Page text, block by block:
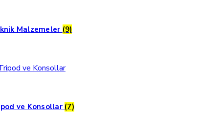
Malzemeler (9)
ve Konsollar (7)